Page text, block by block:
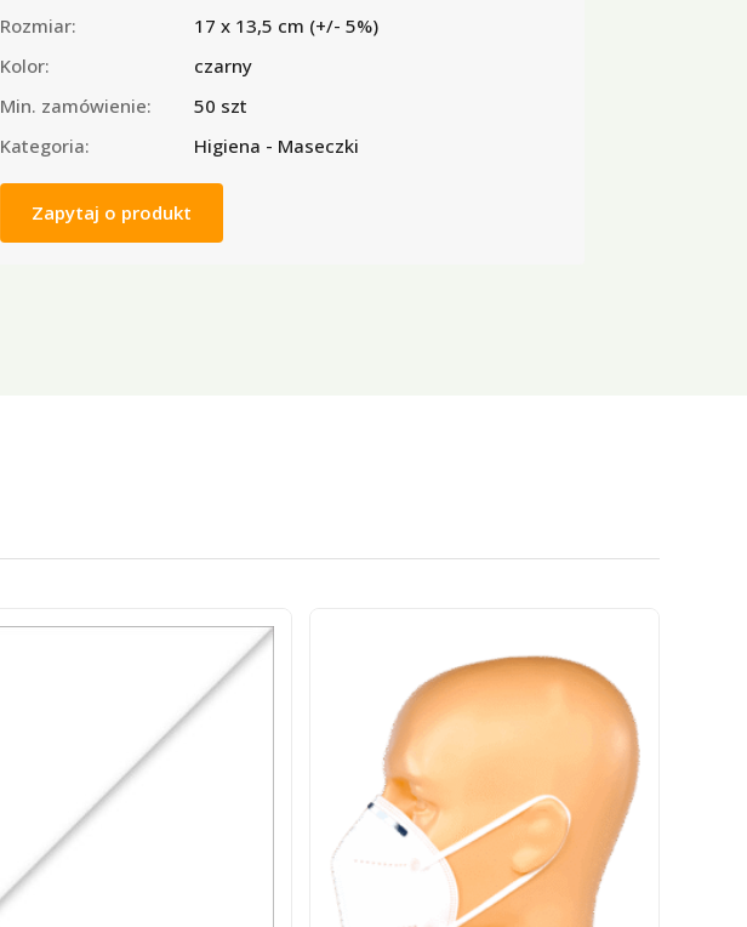
Rozmiar:
17 x 13,5 cm (+/- 5%)
Kolor:
czarny
Min. zamówienie:
50 szt
Kategoria:
Higiena - Maseczki
Zapytaj o produkt